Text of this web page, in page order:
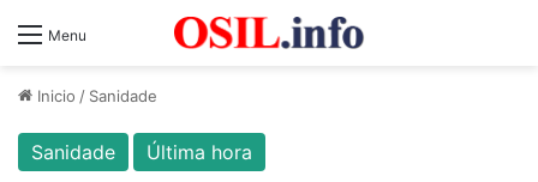
Menu
Inicio / Sanidade
Sanidade Última hora